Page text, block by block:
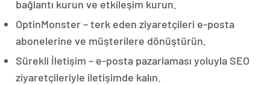
bağlantı kurun ve etkileşim kurun.
OptinMonster – terk eden ziyaretçileri e-posta
abonelerine ve müşterilere dönüştürün.
Sürekli İletişim – e-posta pazarlaması yoluyla SEO
ziyaretçileriyle iletişimde kalın.